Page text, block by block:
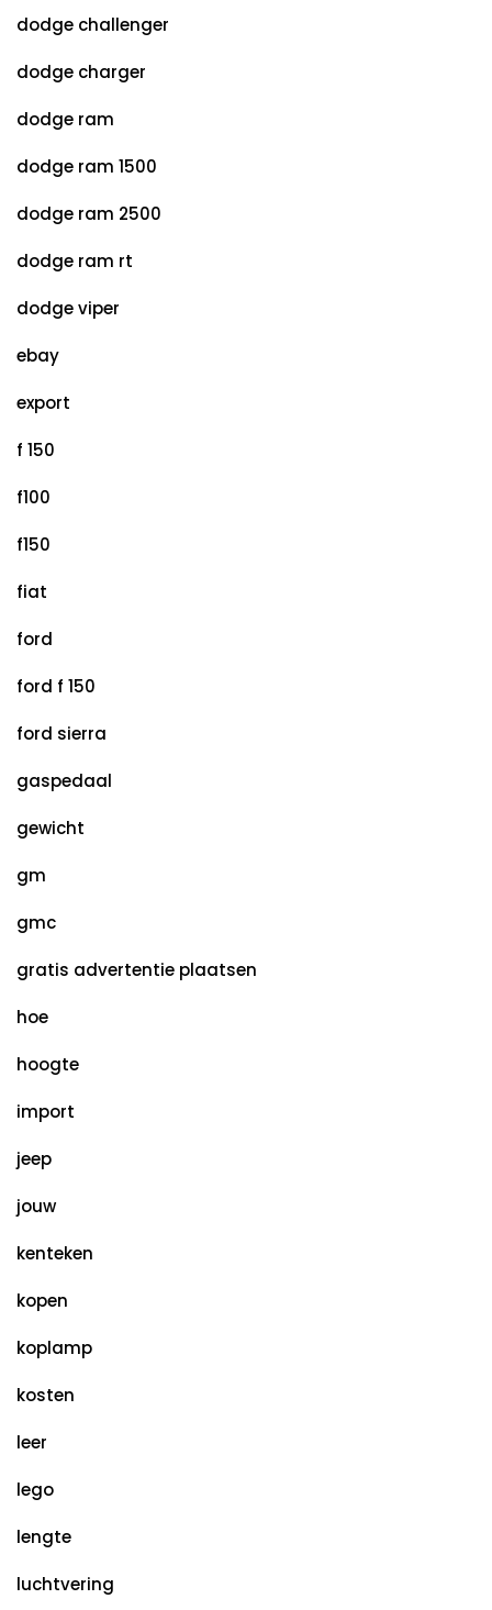
dodge challenger
dodge charger
dodge ram
dodge ram 1500
dodge ram 2500
dodge ram rt
dodge viper
ebay
export
f 150
f100
f150
fiat
ford
ford f 150
ford sierra
gaspedaal
gewicht
gm
gmc
gratis advertentie plaatsen
hoe
hoogte
import
jeep
jouw
kenteken
kopen
koplamp
kosten
leer
lego
lengte
luchtvering